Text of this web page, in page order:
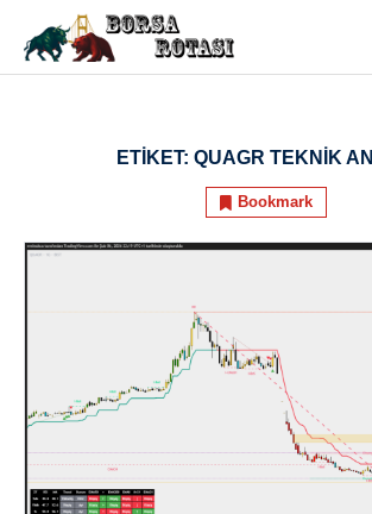
ETIKET: QUAGR TEKNIK
Bookmark